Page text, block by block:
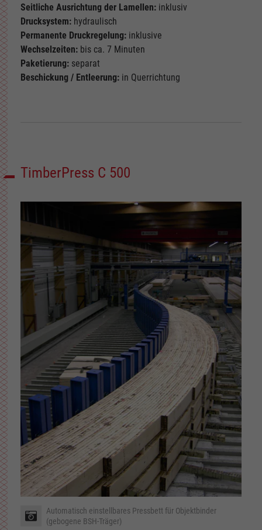
Seitliche Ausrichtung der Lamellen:inklusiv
Drucksystem:hydraulisch
Permanente Druckregelung:inklusive
Wechselzeiten:bis ca. 7 Minuten
Paketierung:separat
Beschickung / Entleerung:in Querrichtung
TimberPress C 500
Automatisch einstellbares Pressbett für Objektbinder
(gebogene BSH-Träger)